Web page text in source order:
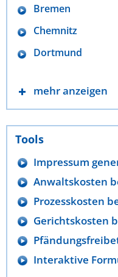
Bremen
Chemnitz
Dortmund
mehr anzeigen
Tools
Impressum
Anwaltskosten
Prozesskosten
Gerichtskosten
Interaktive